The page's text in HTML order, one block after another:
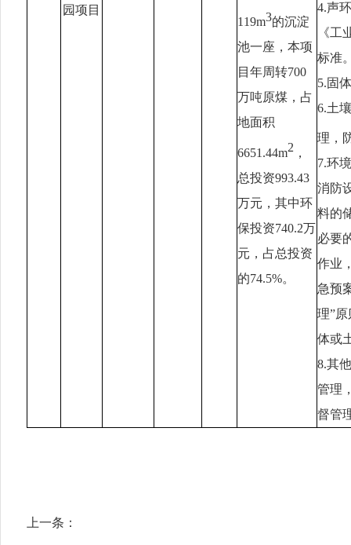
园项目
119m3的沉淀
池一座，本项
目年周转700
万吨原煤，占
地面积
6651.44m2 ，
总投资993.43
万元，其中环
保投资740.2万
元， 占总投资
的74.5%。
4.声
《工
标准
5.固
6.土
理，
7.环
消防
料的
必要
作业
急预
理”
体或
8.其
管理
督管
上一条：